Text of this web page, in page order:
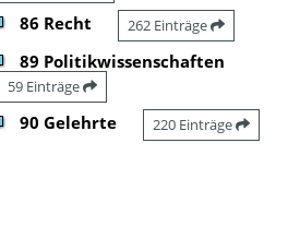
86 Recht 262 Einträge
89 Politikwissenschaften
59 Einträge
90 Gelehrte 220 Einträge